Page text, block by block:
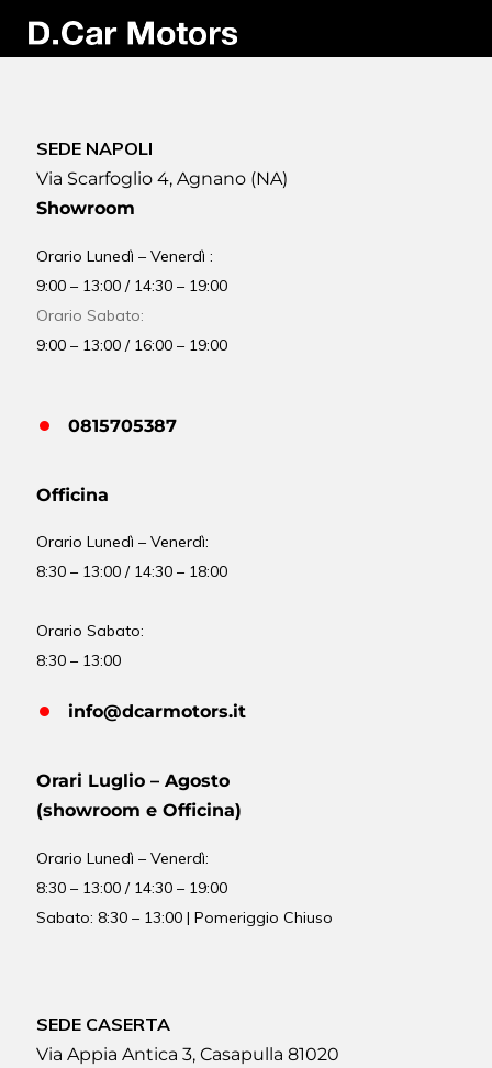
SEDE NAPOLI
Via Scarfoglio 4, Agnano (NA)
Showroom
Orario Lunedì – Venerdì :
9:00 – 13:00 / 14:30 – 19:00
Orario Sabato:
9:00 – 13:00 / 16:00 – 19:00
0815705387
Officina
OrarioLunedì – Venerdì:
8:30 – 13:00 / 14:30 – 18:00
Orario Sabato:
8:30 – 13:00
info@dcarmotors.it
Orari Luglio – Agosto
(showroom e Officina)
OrarioLunedì – Venerdì:
8:30 – 13:00 / 14:30 – 19:00
Sabato: 8:30 – 13:00 | Pomeriggio Chiuso
SEDE CASERTA
Via Appia Antica 3, Casapulla 81020